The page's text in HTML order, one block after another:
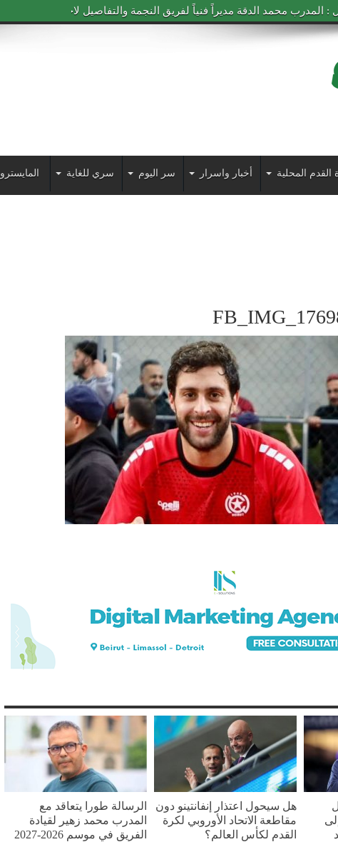
: المدرب محمد الدقة مديراً فنياً لفريق النجمة والتفاصيل لاحقاً
القدم المحلية أخبار واسرار سر اليوم سري للغاية المايسترو
هل سيحول اعتذار إنفانتينو دون
مقاطعة الاتحاد الأوروبي لكرة
القدم لكأس العالم؟
الرسالة طورا يتعاقد مع
المدرب محمد زهير لقيادة
الفريق في موسم 2026-2027